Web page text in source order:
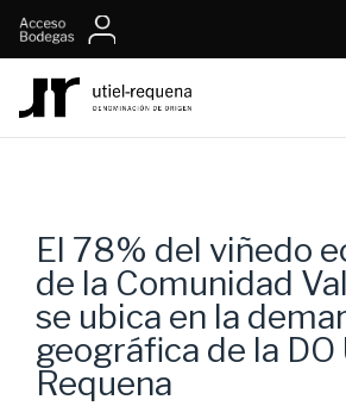
El 78% del viñedo
de la Comunidad
se ubica en la
geográfica de la DO
Requena